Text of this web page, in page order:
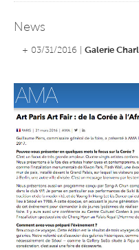
News
+ 03/31/2016 | Galerie